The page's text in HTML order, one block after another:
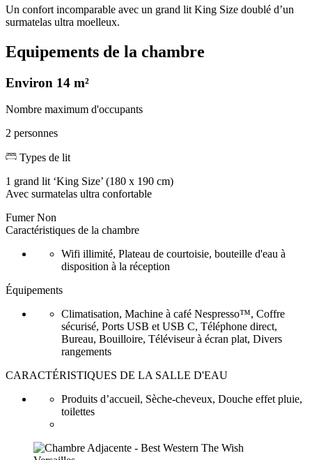
Un confort incomparable avec un grand lit King Size doublé d’un
surmatelas ultra moelleux.
Equipements de la chambre
Environ 14 m²
Nombre maximum d'occupants
2 personnes
Types de lit
1 grand lit ‘King Size’ (180 x 190 cm)
Avec surmatelas ultra confortable
Fumer Non
Caractéristiques de la chambre
Wifi illimité, Plateau de courtoisie, bouteille d'eau à
disposition à la réception
Équipements
Climatisation, Machine à café Nespresso™, Coffre
sécurisé, Ports USB et USB C, Téléphone direct,
Bureau, Bouilloire, Téléviseur à écran plat, Divers
rangements
CARACTÉRISTIQUES DE LA SALLE D'EAU
Produits d’accueil, Sèche-cheveux, Douche effet pluie,
toilettes